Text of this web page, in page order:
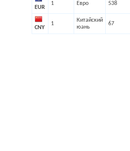
EUR
1 Евро 538
CNY
1
Китайский
юань
67